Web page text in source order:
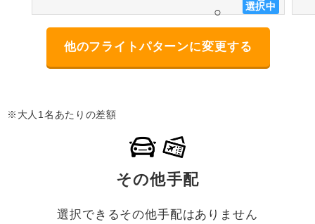
○
選択中
他のフライトパターンに変更する
※大人1名あたりの差額
その他手配
選択できるその他手配はありません